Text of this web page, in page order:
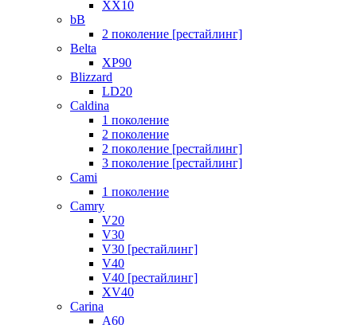
XX10
bB
2 поколение [рестайлинг]
Belta
XP90
Blizzard
LD20
Caldina
1 поколение
2 поколение
2 поколение [рестайлинг]
3 поколение [рестайлинг]
Cami
1 поколение
Camry
V20
V30
V30 [рестайлинг]
V40
V40 [рестайлинг]
XV40
Carina
A60